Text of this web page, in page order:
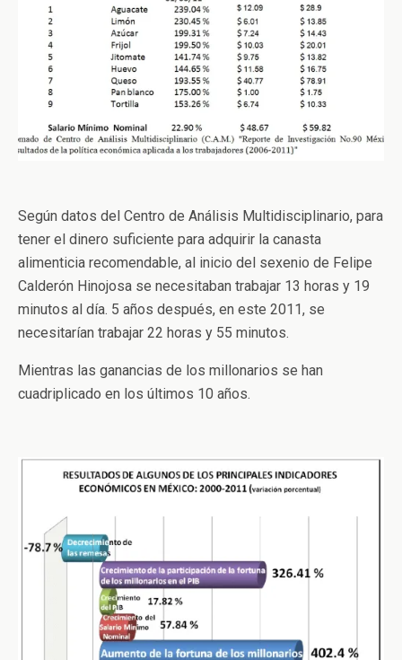
Según datos del Centro de Análisis Multidisciplinario, para
tener el dinero suficiente para adquirir la canasta
alimenticia recomendable, al inicio del sexenio de Felipe
Calderón Hinojosa se necesitaban trabajar 13 horas y 19
minutos al día. 5 años después, en este 2011, se
necesitarían trabajar 22 horas y 55 minutos.
Mientras las ganancias de los millonarios se han
cuadriplicado en los últimos 10 años.